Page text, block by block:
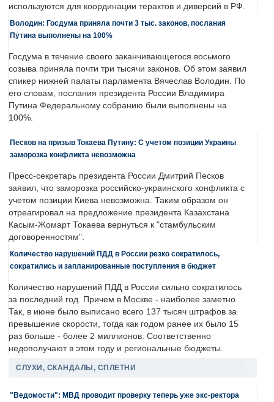
используются для координации терактов и диверсий в РФ.
Володин: Госдума приняла почти 3 тыс. законов, послания
Путина выполнены на 100%
Госдума в течение своего заканчивающегося восьмого
созыва приняла почти три тысячи законов. Об этом заявил
спикер нижней палаты парламента Вячеслав Володин. По
его словам, послания президента России Владимира
Путина Федеральному собранию были выполнены на
100%.
Песков на призыв Токаева Путину: С учетом позиции Украины
заморозка конфликта невозможна
Пресс-секретарь президента России Дмитрий Песков
заявил, что заморозка российско-украинского конфликта с
учетом позиции Киева невозможна. Таким образом он
отреагировал на предложение президента Казахстана
Касым-Жомарт Токаева вернуться к "стамбульским
договоренностям".
Количество нарушений ПДД в России резко сократилось,
сократились и запланированные поступления в бюджет
Количество нарушений ПДД в России сильно сократилось
за последний год. Причем в Москве - наиболее заметно.
Так, в июне было выписано всего 137 тысяч штрафов за
превышение скорости, тогда как годом ранее их было 15
раз больше - более 2 миллионов. Соответственно
недополучают в этом году и региональные бюджеты.
СЛУХИ, СКАНДАЛЫ, СПЛЕТНИ
"Ведомости": МВД проводит проверку теперь уже экс-ректора